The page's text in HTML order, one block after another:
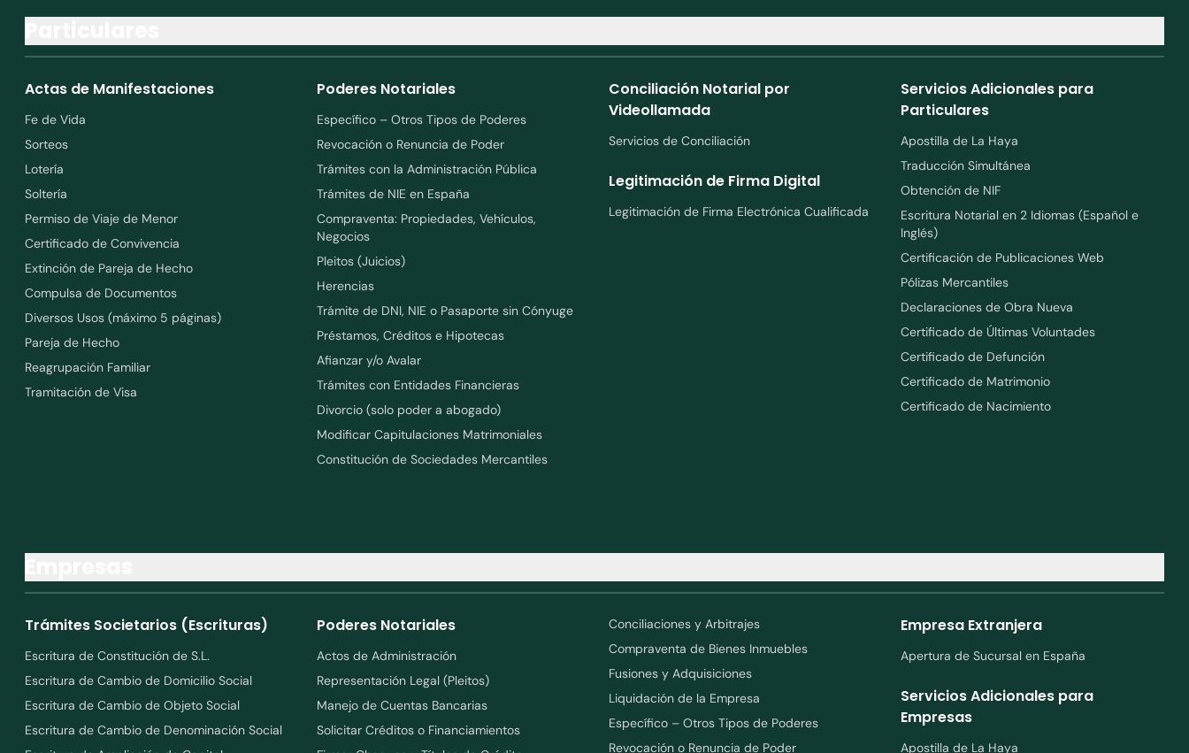
Actas de Manifestaciones
Fe de Vida
Sorteos
Lotería
Soltería
Permiso de Viaje de Menor
Certificado de Convivencia
Extinción de Pareja de Hecho
Compulsa de Documentos
Diversos Usos (máximo 5 páginas)
Pareja de Hecho
Reagrupación Familiar
Tramitación de Visa
Poderes Notariales
Específico – Otros Tipos de Poderes
Revocación o Renuncia de Poder
Trámites con la Administración Pública
Trámites de NIE en España
Compraventa: Propiedades, Vehículos,
Negocios
Pleitos (Juicios)
Herencias
Trámite de DNI, NIE o Pasaporte sin Cónyuge
Préstamos, Créditos e Hipotecas
Afianzar y/o Avalar
Trámites con Entidades Financieras
Divorcio (solo poder a abogado)
Modificar Capitulaciones Matrimoniales
Constitución de Sociedades Mercantiles
Conciliación Notarial por
Videollamada
Servicios de Conciliación
Legitimación de Firma Digital
Legitimación de Firma Electrónica Cualificada
Servicios Adicionales para
Particulares
Apostilla de La Haya
Traducción Simultánea
Obtención de NIF
Escritura Notarial en 2 Idiomas (Español e
Inglés)
Certificación de Publicaciones Web
Pólizas Mercantiles
Declaraciones de Obra Nueva
Certificado de Últimas Voluntades
Certificado de Defunción
Certificado de Matrimonio
Certificado de Nacimiento
Trámites Societarios (Escrituras)
Escritura de Constitución de S.L.
Escritura de Cambio de Domicilio Social
Escritura de Cambio de Objeto Social
Escritura de Cambio de Denominación Social
Poderes Notariales
Actos de Administración
Representación Legal (Pleitos)
Manejo de Cuentas Bancarias
Solicitar Créditos o Financiamientos
Conciliaciones y Arbitrajes
Compraventa de Bienes Inmuebles
Fusiones y Adquisiciones
Liquidación de la Empresa
Específico – Otros Tipos de Poderes
Revocación o Renuncia de Poder
Empresa Extranjera
Apertura de Sucursal en España
Servicios Adicionales para
Empresas
Apostilla de La Haya